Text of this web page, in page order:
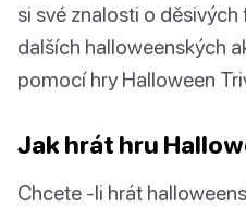
si své znalosti o
dalších halloweenských
pomocí hry Halloween
Jak hrát hru
Chcete -li hrát